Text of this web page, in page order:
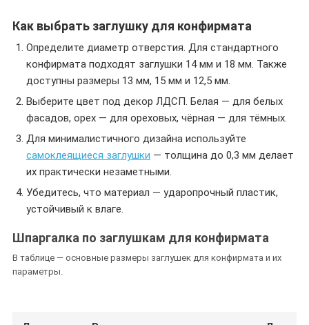
Как выбрать заглушку для конфирмата
Определите диаметр отверстия. Для стандартного
конфирмата подходят заглушки 14 мм и 18 мм. Также
доступны размеры 13 мм, 15 мм и 12,5 мм.
Выберите цвет под декор ЛДСП. Белая — для белых
фасадов, орех — для ореховых, чёрная — для тёмных.
Для минималистичного дизайна используйте
самоклеящиеся заглушки — толщина до 0,3 мм делает
их практически незаметными.
Убедитесь, что материал — ударопрочный пластик,
устойчивый к влаге.
Шпаргалка по заглушкам для конфирмата
В таблице — основные размеры заглушек для конфирмата и их
параметры.